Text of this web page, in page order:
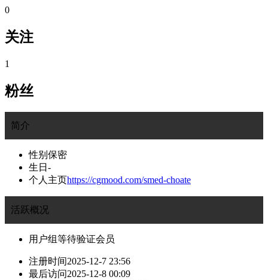
0
关注
1
粉丝
简介
性别 保密
生日 -
个人主页https://cgmood.com/smed-choate
活跃概况
用户组等待验证会员
注册时间2025-12-7 23:56
最后访问2025-12-8 00:09